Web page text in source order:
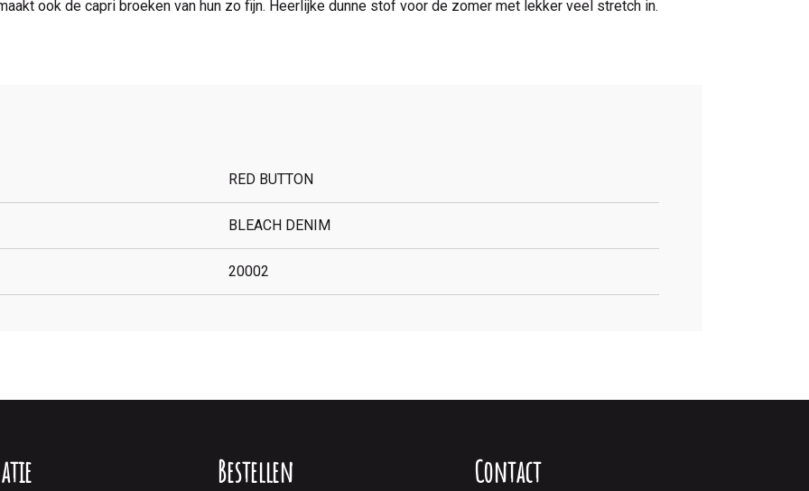
ook de capri broeken van hun zo fijn. Heerlijke dunne stof voor de zomer met lekker veel stretch in.
RED BUTTON
BLEACH DENIM
20002
Bestellen Contact